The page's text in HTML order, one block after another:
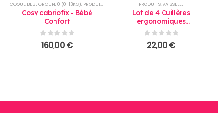
COQUE BEBE GROUPE 0 (0-13KG), PRODUITS
Cosy cabriofix - Bébé
Confort
0sur 5
160,00€
PRODUITS,VAISSELLE
Lot de 4 Cuillères
ergonomiques
d’apprentissage 2ème âge
0sur 5
22,00€